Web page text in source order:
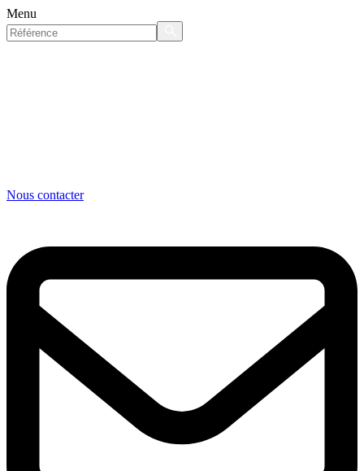
Menu
Nous contacter